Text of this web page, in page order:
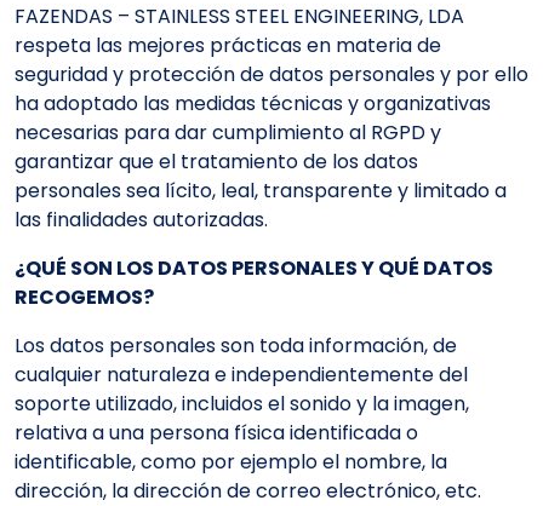
FAZENDAS – STAINLESS STEEL ENGINEERING, LDA
respeta las mejores prácticas en materia de
seguridad y protección de datos personales y por ello
ha adoptado las medidas técnicas y organizativas
necesarias para dar cumplimiento al RGPD y
garantizar que el tratamiento de los datos
personales sea lícito, leal, transparente y limitado a
las finalidades autorizadas.
¿QUÉ SON LOS DATOS PERSONALES Y QUÉ DATOS
RECOGEMOS?
Los datos personales son toda información, de
cualquier naturaleza e independientemente del
soporte utilizado, incluidos el sonido y la imagen,
relativa a una persona física identificada o
identificable, como por ejemplo el nombre, la
dirección, la dirección de correo electrónico, etc.